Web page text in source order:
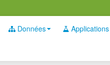
Données Applications